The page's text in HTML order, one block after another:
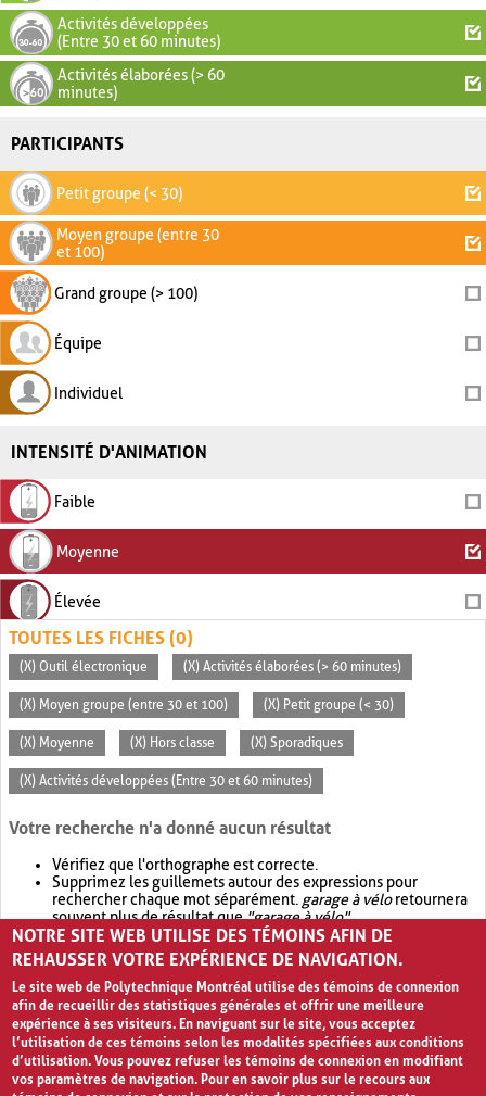
Activités développées
(Entre 30 et 60 minutes)
Activités élaborées (> 60
minutes)
PARTICIPANTS
Petit groupe (< 30)
Moyen groupe (entre 30
et 100)
Grand groupe (> 100)
Équipe
Individuel
INTENSITÉ D'ANIMATION
Faible
Moyenne
Élevée
TOUTES LES FICHES (0)
(X) Outil électronique (X) Activités élaborées (> 60 minutes)
(X) Moyen groupe (entre 30 et 100) (X) Petit groupe (< 30)
(X) Moyenne (X) Hors classe (X) Sporadiques
(X) Activités développées (Entre 30 et 60 minutes)
Votre recherche n'a donné aucun résultat
Vérifiez que l'orthographe est correcte.
Supprimez les guillemets autour des expressions pour
rechercher chaque mot séparément. garage à véloretournera
souvent plus de résultat que"garage à vélo".
Envisagez d'élargir votre recherche avec OR.garage OR vélo
retournera souvent plus de résultat quegarage à vélo
NOTRE SITE WEB UTILISE DES TÉMOINS AFIN DE
REHAUSSER VOTRE EXPÉRIENCE DE NAVIGATION.
Le site web de Polytechnique Montréal utilise des témoins de connexion
afin de recueillir des statistiques générales et offrir une meilleure
expérience à ses visiteurs. En naviguant sur le site, vous acceptez
l’utilisation de ces témoins selon les modalités spécifiées aux conditions
d’utilisation. Vous pouvez refuser les témoins de connexion en modifiant
vos paramètres de navigation. Pour en savoir plus sur le recours aux